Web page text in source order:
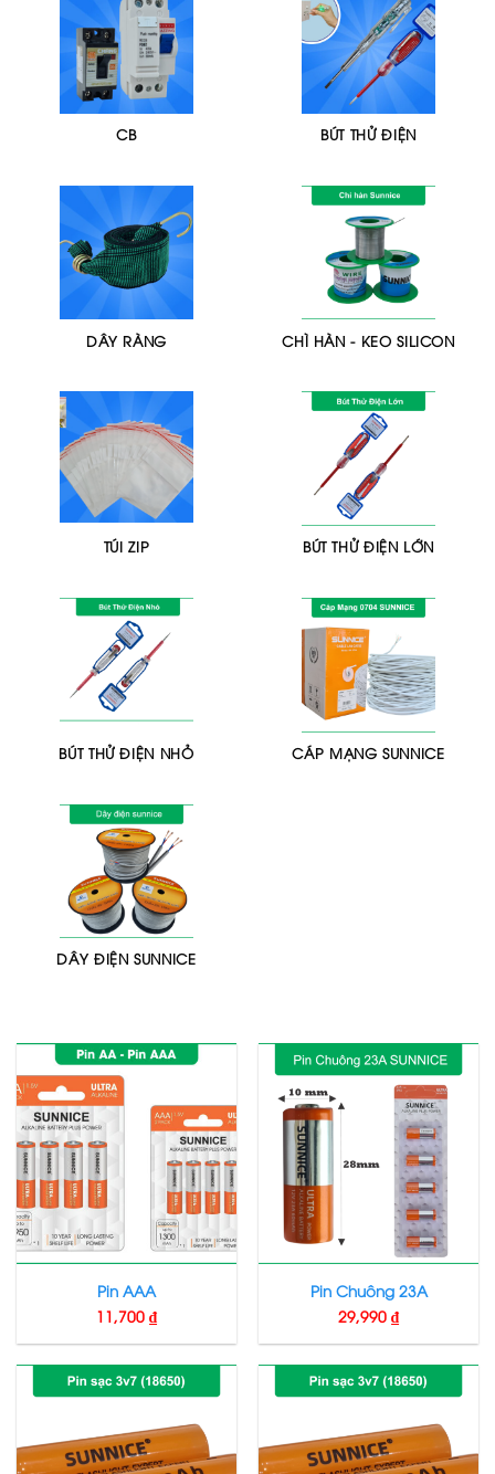
CB BÚT THỬ ĐIỆN
DÂY RÀNG CHÌ HÀN - KEO SILICON
TÚI ZIP BÚT THỬ ĐIỆN LỚN
BÚT THỬ ĐIỆN NHỎ CÁP MẠNG SUNNICE
DÂY ĐIỆN SUNNICE
Pin AAA
11,700 ₫
Pin Chuông 23A
29,990 ₫